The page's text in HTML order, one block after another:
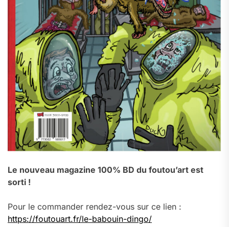
Le nouveau magazine 100% BD du foutou’art est
sorti !
Pour le commander rendez-vous sur ce lien :
https://foutouart.fr/le-babouin-dingo/